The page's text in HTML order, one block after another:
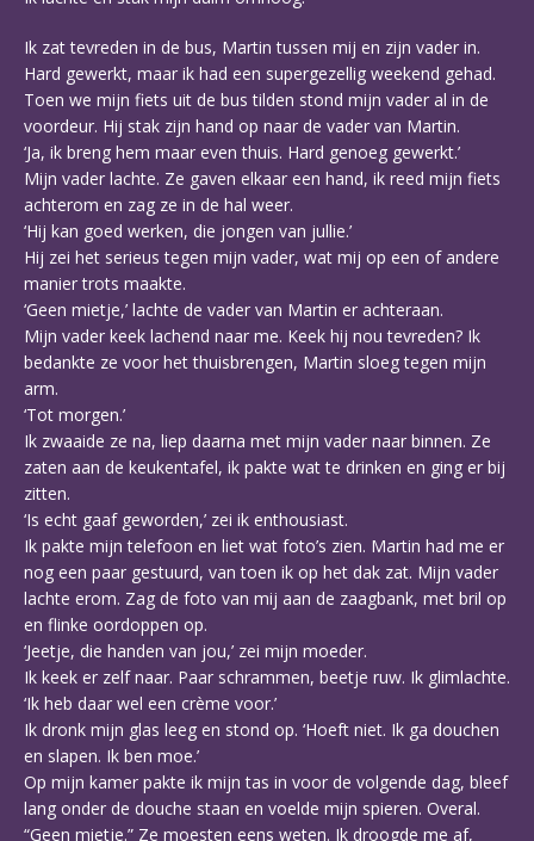
Ik zat tevreden in de bus, Martin tussen mij en zijn vader in.
Hard gewerkt, maar ik had een supergezellig weekend gehad.
Toen we mijn fiets uit de bus tilden stond mijn vader al in de
voordeur. Hij stak zijn hand op naar de vader van Martin.
‘Ja, ik breng hem maar even thuis. Hard genoeg gewerkt.’
Mijn vader lachte. Ze gaven elkaar een hand, ik reed mijn fiets
achterom en zag ze in de hal weer.
‘Hij kan goed werken, die jongen van jullie.’
Hij zei het serieus tegen mijn vader, wat mij op een of andere
manier trots maakte.
‘Geen mietje,’ lachte de vader van Martin er achteraan.
Mijn vader keek lachend naar me. Keek hij nou tevreden? Ik
bedankte ze voor het thuisbrengen, Martin sloeg tegen mijn
arm.
‘Tot morgen.’
Ik zwaaide ze na, liep daarna met mijn vader naar binnen. Ze
zaten aan de keukentafel, ik pakte wat te drinken en ging er bij
zitten.
‘Is echt gaaf geworden,’ zei ik enthousiast.
Ik pakte mijn telefoon en liet wat foto’s zien. Martin had me er
nog een paar gestuurd, van toen ik op het dak zat. Mijn vader
lachte erom. Zag de foto van mij aan de zaagbank, met bril op
en flinke oordoppen op.
‘Jeetje, die handen van jou,’ zei mijn moeder.
Ik keek er zelf naar. Paar schrammen, beetje ruw. Ik glimlachte.
‘Ik heb daar wel een crème voor.’
Ik dronk mijn glas leeg en stond op. ‘Hoeft niet. Ik ga douchen
en slapen. Ik ben moe.’
Op mijn kamer pakte ik mijn tas in voor de volgende dag, bleef
lang onder de douche staan en voelde mijn spieren. Overal.
“Geen mietje.” Ze moesten eens weten. Ik droogde me af,